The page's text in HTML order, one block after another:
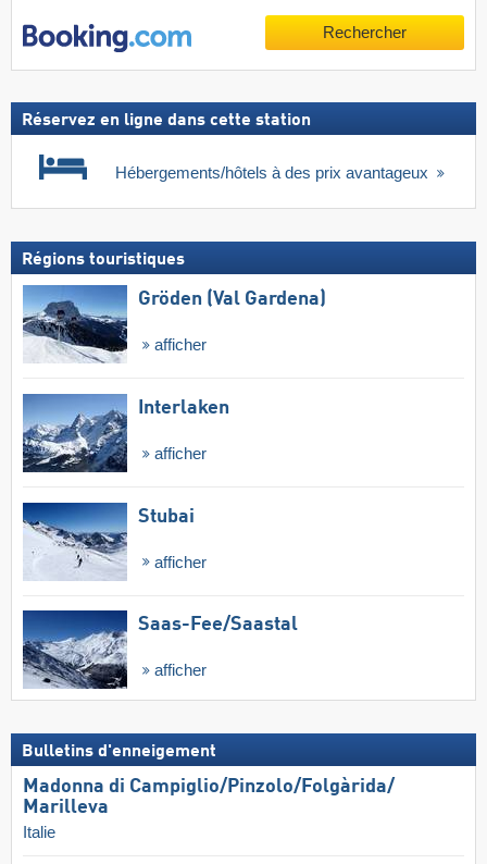
Rechercher
Réservez en ligne dans cette station
Hébergements/hôtels à des prix avantageux
Régions touristiques
Gröden (Val Gardena)
afficher
Interlaken
afficher
Stubai
afficher
Saas-Fee/​Saastal
afficher
Bulletins d'enneigement
Madonna di Campiglio/​Pinzolo/​Folgàrida/​
Marilleva
Italie